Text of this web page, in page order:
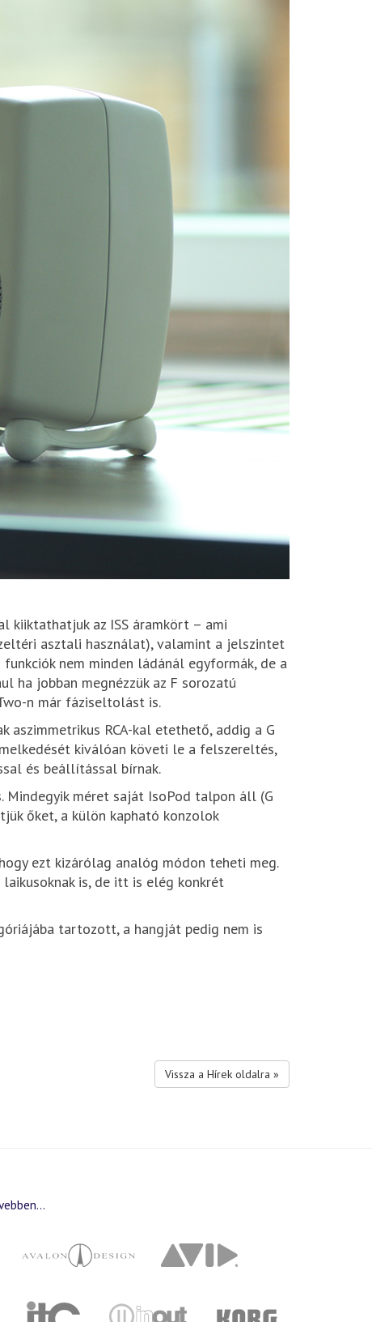
kiiktathatjuk az ISS áramkört – ami
asztali használat), valamint a jelszintet
nem minden ládánál egyformák, de a
ha jobban megnézzük az F sorozatú
n már fáziseltolást is.
aszimmetrikus RCA-kal etethető, addig a G
kiválóan követi le a felszereltés,
és beállítással bírnak.
méret saját IsoPod talpon áll (G
őket, a külön kapható konzolok
ezt kizárólag analóg módon teheti meg.
is, de itt is elég konkrét
tartozott, a hangját pedig nem is
Vissza a Hírek oldalra »